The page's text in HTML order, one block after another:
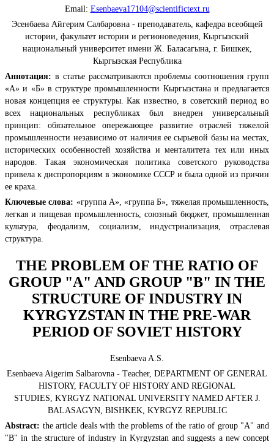
Email: Esenbaeva17104@scientifictext.ru
Эсенбаева Айгерим Салбаровна - преподаватель, кафедра всеобщей
истории, факультет истории и регионоведения, Кыргызский
национальный университет имени Ж. Баласагына, г. Бишкек,
Кыргызская Республика
Аннотация: в статье рассматриваются проблемы соотношения групп
«А» и «Б» в структуре промышленности Кыргызстана и предлагается
новая концепция ее структуры. Как известно, в советский период во
всех национальных республиках был внедрен универсальный
принцип: обязательное опережающее развитие отраслей тяжелой
промышленности независимо от наличия ее сырьевой базы на местах,
исторических особенностей хозяйства и менталитета тех или иных
народов. Такая экономическая политика советского руководства
привела к диспропорциям в экономике СССР и была одной из причин
ее краха.
Ключевые слова: «группа А», «группа Б», тяжелая промышленность,
легкая и пищевая промышленность, союзный бюджет, промышленная
культура, феодализм, социализм, индустриализация, отраслевая
структура.
THE PROBLEM OF THE RATIO OF
GROUP "A" AND GROUP "B" IN THE
STRUCTURE OF INDUSTRY IN
KYRGYZSTAN IN THE PRE-WAR
PERIOD OF SOVIET HISTORY
Esenbaeva A.S.
Esenbaeva Aigerim Salbarovna - Тeacher, DEPARTMENT OF GENERAL
HISTORY, FACULTY OF HISTORY AND REGIONAL
STUDIES, KYRGYZ NATIONAL UNIVERSITY NAMED AFTER J.
BALASAGYN, BISHKEK, KYRGYZ REPUBLIC
Abstract: the article deals with the problems of the ratio of group "A" and
"B" in the structure of industry in Kyrgyzstan and suggests a new concept